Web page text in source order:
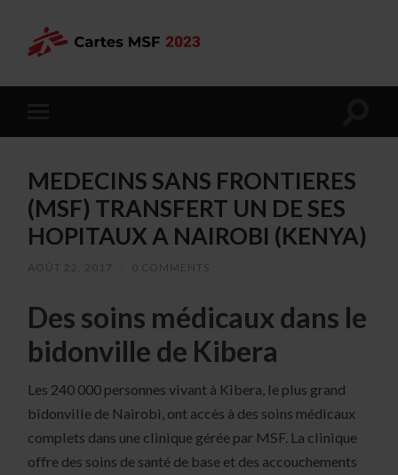
MEDECINS SANS FRONTIERES
(MSF) TRANSFERT UN DE SES
HOPITAUX A NAIROBI (KENYA)
AOÛT 22, 2017 0 COMMENTS
Des soins médicaux dans le
bidonville de Kibera
Les 240 000 personnes vivant à Kibera, le plus grand
bidonville de Nairobi, ont accès à des soins médicaux
complets dans une clinique gérée par MSF. La clinique
offre des soins de santé de base et des accouchements